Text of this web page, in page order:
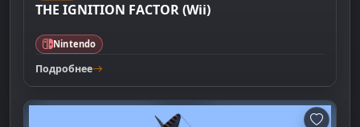
THE IGNITION FACTOR (Wii)
Nintendo
Подробнее